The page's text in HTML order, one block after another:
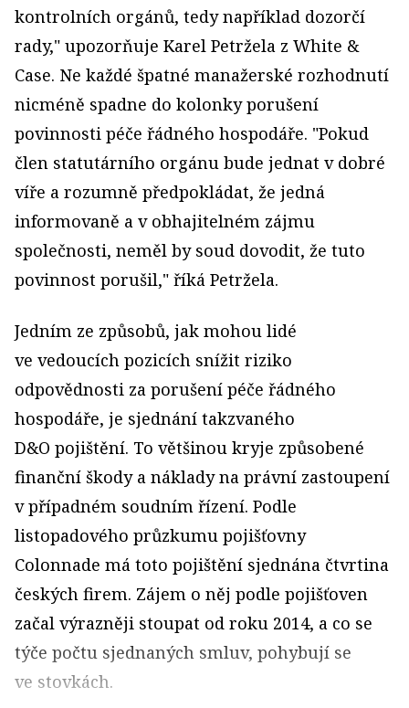
kontrolních orgánů, tedy například dozorčí
rady," upozorňuje Karel Petržela z White &
Case. Ne každé špatné manažerské rozhodnutí
nicméně spadne do kolonky porušení
povinnosti péče řádného hospodáře. "Pokud
člen statutárního orgánu bude jednat v dobré
víře a rozumně předpokládat, že jedná
informovaně a v obhajitelném zájmu
společnosti, neměl by soud dovodit, že tuto
povinnost porušil," říká Petržela.
Jedním ze způsobů, jak mohou lidé
ve vedoucích pozicích snížit riziko
odpovědnosti za porušení péče řádného
hospodáře, je sjednání takzvaného
D&O pojištění. To většinou kryje způsobené
finanční škody a náklady na právní zastoupení
v případném soudním řízení. Podle
listopadového průzkumu pojišťovny
Colonnade má toto pojištění sjednána čtvrtina
českých firem. Zájem o něj podle pojišťoven
začal výrazněji stoupat od roku 2014, a co se
týče počtu sjednaných smluv, pohybují se
ve stovkách.